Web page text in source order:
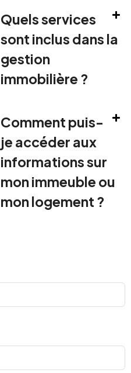
Quels services
sont inclus dans la
gestion
immobilière ?
Comment puis-
je accéder aux
informations sur
mon immeuble ou
mon logement ?